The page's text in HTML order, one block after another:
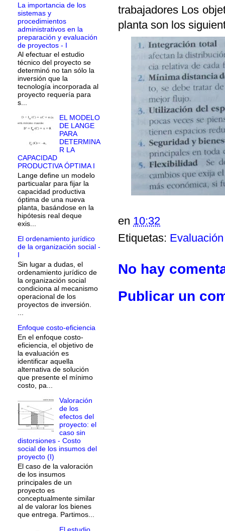
trabajadores Los
planta son los
en 10:32
Etiquetas:
No hay
Publicar un
La importancia de los
sistemas y
procedimientos
administrativos en la
preparación y evaluación
de proyectos - I
Al efectuar el estudio
técnico del proyecto se
determinó no tan sólo la
inversión que la
tecnología incorporada al
proyecto requería para
s...
EL MODELO
DE LANGE
PARA
DETERMINA
R LA
CAPACIDAD
PRODUCTIVA ÓPTIMA I
Lange define un modelo
particualar para fijar la
capacidad productiva
óptima de una nueva
planta, basándose en la
hipótesis real deque
exis...
El ordenamiento jurídico
de la organización social -
I
Sin lugar a dudas, el
ordenamiento jurídico de
la organización social
condiciona al mecanismo
operacional de los
proyectos de inversión.
Enfoque costo-eficiencia
En el enfoque costo-
eficiencia, el objetivo de
la evaluación es
identificar aquella
alternativa de solución
que presente el mínimo
costo, pa...
Valoración
de los
efectos del
proyecto: el
caso sin
distorsiones - Costo
social de los insumos del
proyecto (I)
El caso de la valoración
de los insumos
principales de un
proyecto es
conceptualmente similar
al de valorar los bienes
que entrega. Partimos...
El estudio